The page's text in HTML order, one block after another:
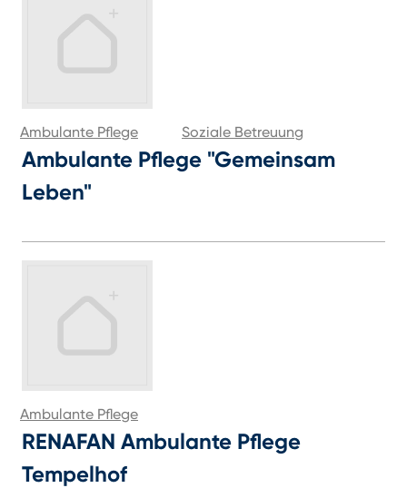
Ambulante Pflege Soziale Betreuung
Ambulante Pflege "Gemeinsam
Leben"
Ambulante Pflege
RENAFAN Ambulante Pflege
Tempelhof